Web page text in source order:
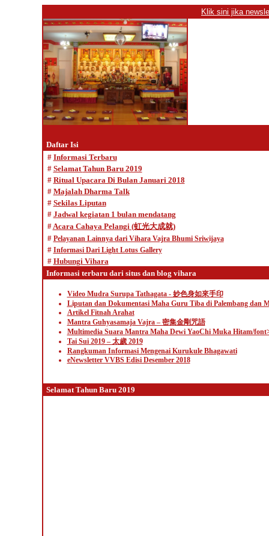
Klik sini jika
Daftar Isi
# Informasi Terbaru
# SelamatTahun Baru 2019
# Ritual Upacara Di Bulan Januari 2018
# Majalah Dharma Talk
# Sekilas Liputan
# Jadwal kegiatan 1 bulan mendatang
#Acara Cahaya Pelangi (虹光大成就)
# Pelayanan Lainnya dari Vihara Vajra Bhumi Sriwijaya
# Informasi Dari Light Lotus Gallery
# Hubungi Vihara
Informasi terbaru dari situs dan blog vihara
Video Mudra Surupa Tathagata - 妙色身如來手印
Liputan dan Dokumentasi Maha Guru Tiba di Palembang dan
Artikel Fitnah Arahat
Mantra Guhyasamaja Vajra – 密集金剛咒語
Multimedia Suara Mantra Maha Dewi YaoChi Muka Hitam/
Tai Sui 2019 – 太歲 2019
Rangkuman Informasi Mengenai Kurukule Bhagawati
eNewsletter VVBS Edisi Desember 2018
Selamat Tahun Baru 2019